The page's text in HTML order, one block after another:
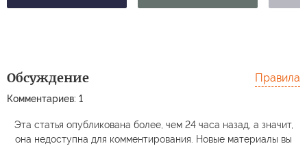
Обсуждение
Комментариев: 1
Правила
Эта статья опубликована более, чем 24 часа назад, а значит,
она недоступна для комментирования. Новые материалы вы